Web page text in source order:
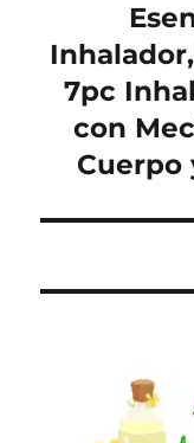
7pc
con
Cuerpo